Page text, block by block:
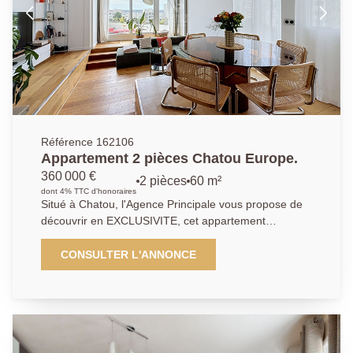
accecible à pied. Les commerces se trouvent à
proximité immédiate. Ne manquez pas cette
opportunité rare dans un environnement recherché.
Référence 162106
Appartement 2 pièces Chatou Europe.
360 000 €
dont 4% TTC d'honoraires
2 pièces 60 m²
Situé à Chatou, l'Agence Principale vous propose de
découvrir en EXCLUSIVITE, cet appartement
d'exception entierement rénové par un architecte. Au
sein d'une résidence sécurisée avec espaces verts et
tennis, découvrez ce magnifique appartement 2
alliant élégance, confort et fonctionnalité. Dès l'entrée,
vous serez séduit par les volumes et la qualité des
CONSULTER L'ANNONCE